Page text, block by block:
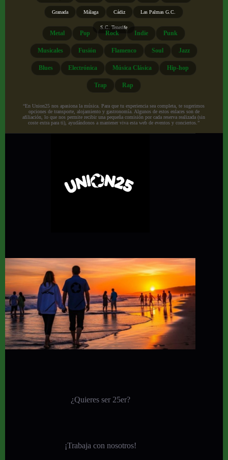
Granada Málaga Cádiz Las Palmas G.C.
S.C. Tenerife
Metal Pop Rock Indie Punk
Musicales Fusión Flamenco Soul Jazz
Blues Electrónica Música Clásica Hip-hop
Trap Rap
“En Union25 nos apasiona la música. Para que tu experiencia sea completa, te sugerimos
opciones de transporte, alojamiento y gastronomía. Algunos de estos enlaces son de
afiliación, lo que nos permite recibir una pequeña comisión por cada reserva realizada (sin
coste extra para ti), ayudándonos a mantener viva esta web de eventos y conciertos.”
¿Quieres ser 25er?
¡Trabaja con nosotros!